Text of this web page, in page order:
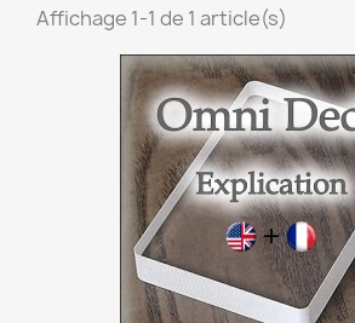
Affichage 1-1 de 1 article(s)